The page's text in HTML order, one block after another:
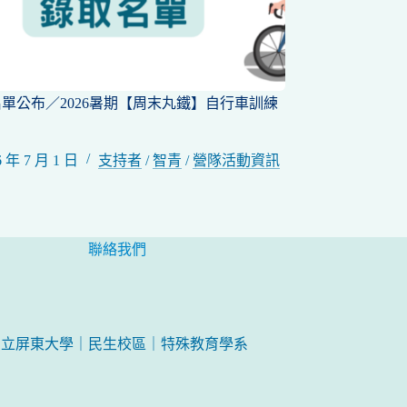
公布／2026暑期【周末丸鐵】自行車訓練
年 7 月 1 日 支持者 /智青 / 營隊活動資訊
聯絡我們
屏東大學｜民生校區｜特殊教育學系